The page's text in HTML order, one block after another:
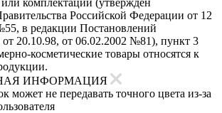
Российской Федерации от 12
в редакции Постановлений
20.10.98, от 06.02.2002 №81), пункт 3
косметические товары относятся к
ИНФОРМАЦИЯ
может не передавать точного цвета из-за